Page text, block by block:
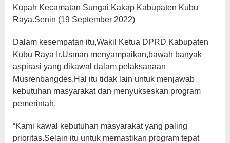
Kupah Kecamatan Sungai Kakap Kabupaten Kubu
Raya.Senin (19 September 2022)
Dalam kesempatan itu,Wakil Ketua DPRD Kabupaten
Kubu Raya Ir.Usman menyampaikan,bawah banyak
aspirasi yang dikawal dalam pelaksanaan
Musrenbangdes.Hal itu tidak lain untuk menjawab
kebutuhan masyarakat dan menyukseskan program
pemerintah.
“Kami kawal kebutuhan masyarakat yang paling
prioritas.Selain itu untuk memastikan program tepat